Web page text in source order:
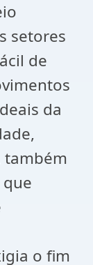
setores
de
da
também
o fim